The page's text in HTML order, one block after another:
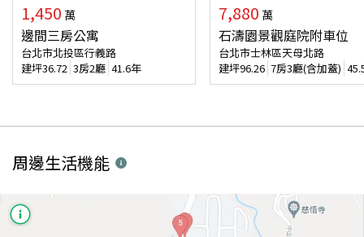
1,450 萬
邊間三房公寓
台北市北投區行義路
建坪36.72 3房2廳 41.6年
7,880 萬
石濤園景觀庭院附車位
台北市士林區天母北路
建坪96.26 7房3廳(含加蓋)
周邊生活機能